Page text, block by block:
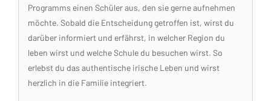
Programms einen Schüler aus, den sie gerne aufnehmen
möchte. Sobald die Entscheidung getroffen ist, wirst du
darüber informiert und erfährst, in welcher Region du
leben wirst und welche Schule du besuchen wirst. So
erlebst du das authentische irische Leben und wirst
herzlich in die Familie integriert.